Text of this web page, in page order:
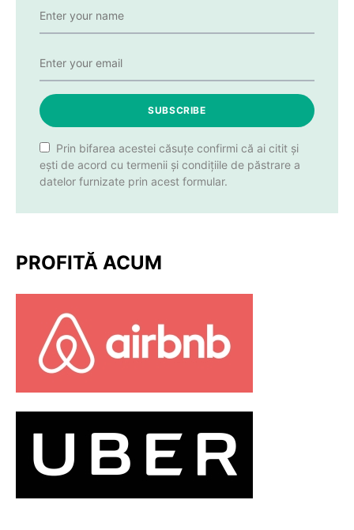
SUBSCRIBE
Prin bifarea acestei căsuțe confirmi că ai citit și
ești de acord cu termenii și condițiile de păstrare a
datelor furnizate prin acest formular.
PROFITĂ ACUM